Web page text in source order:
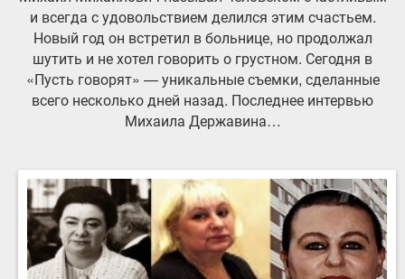
и всегда с удовольствием делился этим счастьем.
Новый год он встретил в больнице, но продолжал
шутить и не хотел говорить о грустном. Сегодня в
«Пусть говорят» — уникальные съемки, сделанные
всего несколько дней назад. Последнее интервью
Михаила Державина…